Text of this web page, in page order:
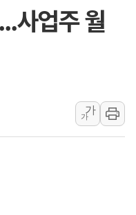
경인고속도로서 차량 4대
"AI가 먼저 알아채고 고친
한수원 "폭염 속 전력수
박형수 의원 '선관위 견제·
사업주 월
가
가